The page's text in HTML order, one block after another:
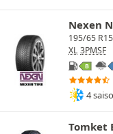
Nexen
195/65
XL 3PMSF
B
4
Tomket